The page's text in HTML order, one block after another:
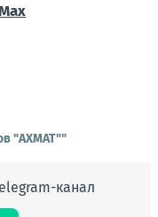
"АХМАТ""
канал